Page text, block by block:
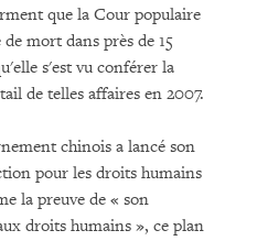
que la Cour populaire
mort dans près de 15
s'est vu conférer la
de telles affaires en 2007.
chinois a lancé son
pour les droits humains
la preuve de « son
droits humains », ce plan